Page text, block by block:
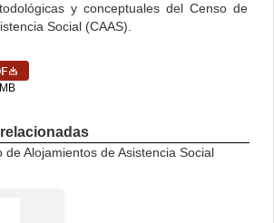
y conceptuales del Censo de
Social (CAAS).
de Alojamientos de Asistencia Social